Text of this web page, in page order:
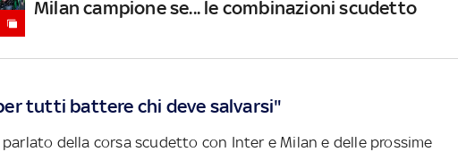
Milan campione se... le combinazioni scudetto
tutti battere chi deve salvarsi"
della corsa scudetto con Inter e Milan e delle prossime